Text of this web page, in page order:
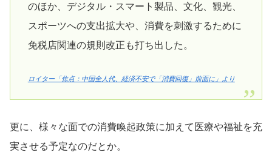
のほか、デジタル・スマート製品、文化、観光、
スポーツへの支出拡大や、消費を刺激するために
免税店関連の規則改正も打ち出した。
ロイター「焦点：中国全人代、経済不安で「消費回復」前面に」より
更に、様々な面での消費喚起政策に加えて医療や福祉を充
実させる予定なのだとか。